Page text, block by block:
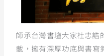
師承台灣書壇大家杜忠誥
載，擁有深厚功底與書寫